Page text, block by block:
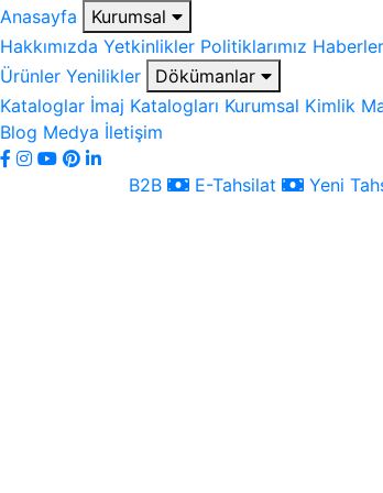
Anasayfa
Kurumsal
Hakkımızda Yetkinlikler Politiklarımız Haberler
Ürünler Yenilikler
Dökümanlar
Kataloglar İmaj Katalogları Kurumsal Kimlik
Blog Medya İletişim
B2B E-Tahsilat Yeni